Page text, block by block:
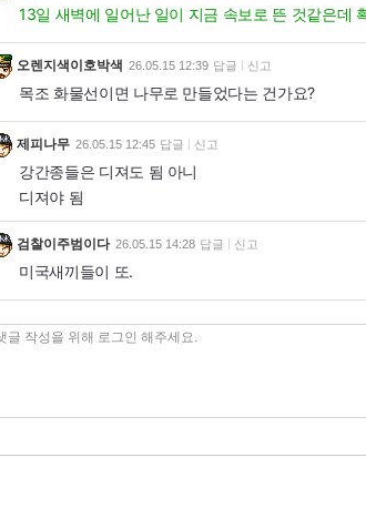
13일 새벽에 일어난 일이 지금 속보로 뜬 것같은데
오렌지색이호박색 26.05.15 12:39 답글 신고
목조 화물선이면 나무로 만들었다는 건가요?
제피나무 26.05.15 12:45 답글 신고
강간종들은 디져도 됨 아니
디져야 됨
검찰이주범이다 26.05.15 14:28 답글 신고
미국새끼들이 또.